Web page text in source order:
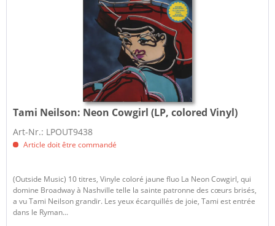
Tami Neilson: Neon Cowgirl (LP, colored Vinyl)
Art-Nr.: LPOUT9438
Article doit être commandé
(Outside Music) 10 titres, Vinyle coloré jaune fluo La Neon Cowgirl, qui
domine Broadway à Nashville telle la sainte patronne des cœurs brisés,
a vu Tami Neilson grandir. Les yeux écarquillés de joie, Tami est entrée
dans le Ryman...